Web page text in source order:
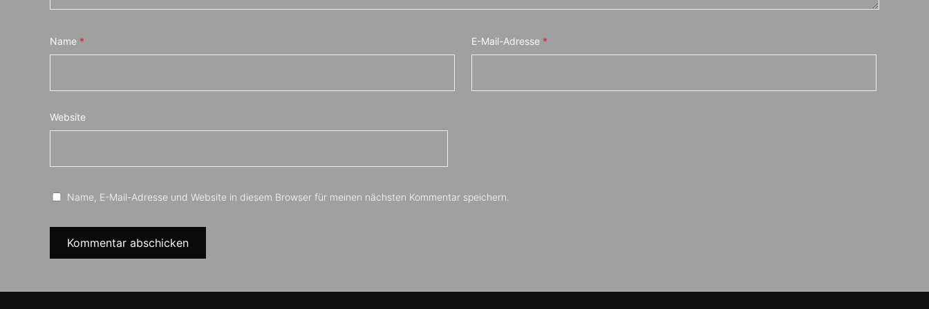
Name * E-Mail-Adresse *
Website
Name, E-Mail-Adresse und Website in diesem Browser für meinen nächsten Kommentar speichern.